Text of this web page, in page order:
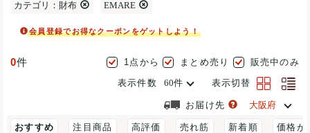
カテゴリ：財布 EMARE
会員登録でお得なクーポンをゲットしよう！
0件 1点から まとめ売り
販売中のみ
表示件数
表示切替
お届け先
おすすめ 注目商品 高評価 売れ筋 新着順 価格が